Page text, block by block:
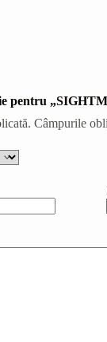
pentru
Câmpurile